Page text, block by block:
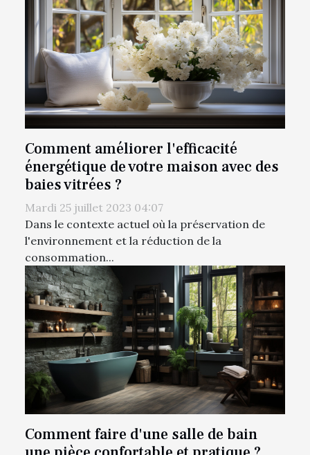
Comment améliorer l'efficacité
énergétique de votre maison avec des
baies vitrées ?
Mardi 25 juillet 2023 04:07
Dans le contexte actuel où la préservation de
l'environnement et la réduction de la
consommation...
Comment faire d'une salle de bain